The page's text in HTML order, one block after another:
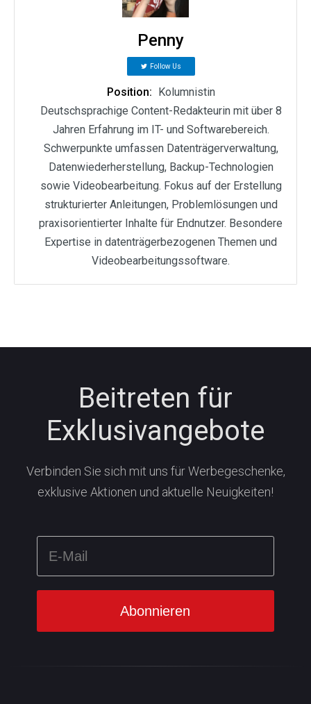
Penny
Follow Us
Position: Kolumnistin
Deutschsprachige Content-Redakteurin mit über 8
Jahren Erfahrung im IT- und Softwarebereich.
Schwerpunkte umfassen Datenträgerverwaltung,
Datenwiederherstellung, Backup-Technologien
sowie Videobearbeitung. Fokus auf der Erstellung
strukturierter Anleitungen, Problemlösungen und
praxisorientierter Inhalte für Endnutzer. Besondere
Expertise in datenträgerbezogenen Themen und
Videobearbeitungssoftware.
Beitreten für
Exklusivangebote
Verbinden Sie sich mit uns für Werbegeschenke,
exklusive Aktionen und aktuelle Neuigkeiten!